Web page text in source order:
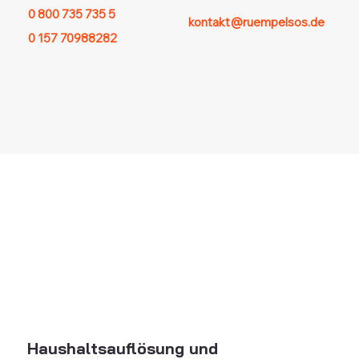
0 800 735 735 5
0 157 70988282
kontakt@ruempelsos.de
Haushaltsauflösung und